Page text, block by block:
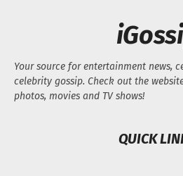
Your source for entertainment news,
celebrity gossip. Check out the
photos, movies and TV shows!
QUICK